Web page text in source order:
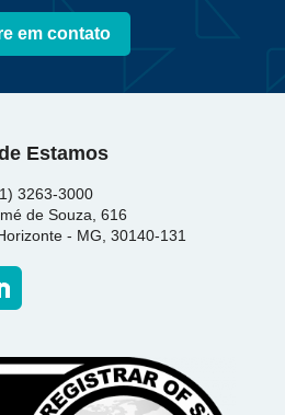
em contato
Estamos
3263-3000
de Souza, 616
- MG, 30140-131